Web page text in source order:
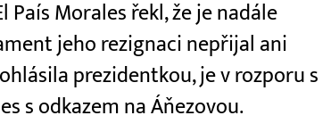
Morales řekl, že je nadále
jeho rezignaci nepřijal ani
prezidentkou, je v rozporu s
s odkazem na Áňezovou.